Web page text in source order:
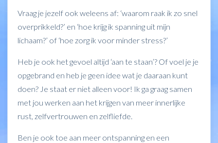
Vraag je jezelf ook weleens af: ‘waarom raak ik zo snel
overprikkeld?’ en ‘hoe krijg ik spanning uit mijn
lichaam?’ of ‘hoe zorg ik voor minder stress?’
Heb je ook het gevoel altijd ‘aan te staan’? Of voel je je
opgebrand en heb je geen idee wat je daaraan kunt
doen? Je staat er niet alleen voor! Ik ga graag samen
met jou werken aan het krijgen van meer innerlijke
rust, zelfvertrouwen en zelfliefde.
Ben je ook toe aan meer ontspanning en een